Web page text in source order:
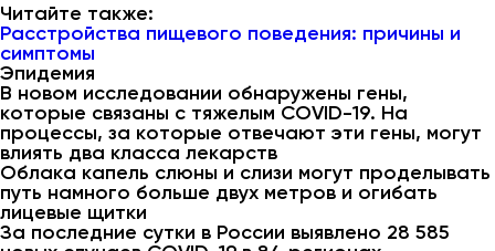
Читайте также:
Расстройства пищевого поведения: причины и
симптомы
Эпидемия
В новом исследовании обнаружены гены,
которые связаны с тяжелым COVID-19. На
процессы, за которые отвечают эти гены, могут
влиять два класса лекарств
Облака капель слюны и слизи могут проделывать
путь намного больше двух метров и огибать
лицевые щитки
За последние сутки в России выявлено 28 585